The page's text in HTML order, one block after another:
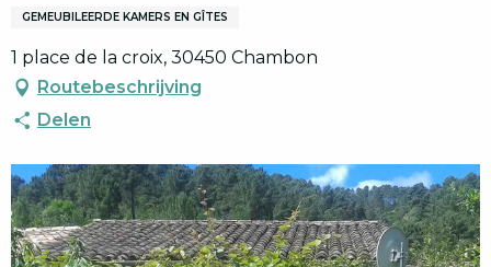
GEMEUBILEERDE KAMERS EN GÎTES
1 place de la croix, 30450 Chambon
Routebeschrijving
Delen